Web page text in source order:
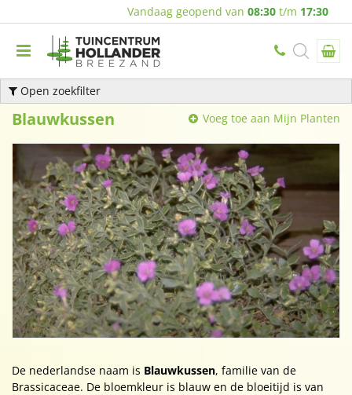
Vandaag geopend van 08:30 t/m 17:30
Open zoekfilter
Blauwkussen Voeg toe aan Mijn Planten
De nederlandse naam is Blauwkussen, familie van de
Brassicaceae. De bloemkleur is blauw en de bloeitijd is van